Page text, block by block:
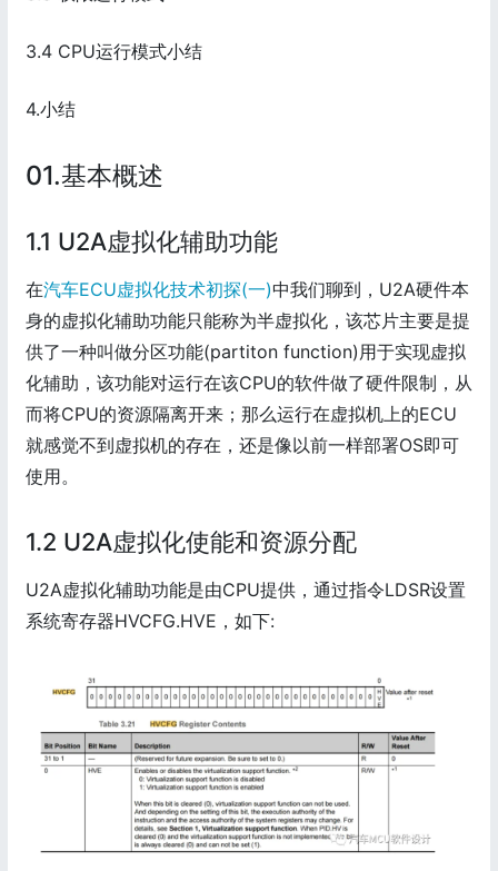
3.4 CPU运行模式小结
4.小结
01.基本概述
1.1 U2A虚拟化辅助功能
在汽车ECU虚拟化技术初探(一)中我们聊到，U2A硬件本
身的虚拟化辅助功能只能称为半虚拟化，该芯片主要是提
供了一种叫做分区功能(partiton function)用于实现虚拟
化辅助，该功能对运行在该CPU的软件做了硬件限制，从
而将CPU的资源隔离开来；那么运行在虚拟机上的ECU
就感觉不到虚拟机的存在，还是像以前一样部署OS即可
使用。
1.2 U2A虚拟化使能和资源分配
U2A虚拟化辅助功能是由CPU提供，通过指令LDSR设置
系统寄存器HVCFG.HVE，如下: